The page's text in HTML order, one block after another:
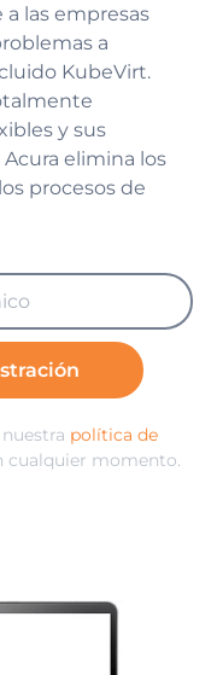
las empresas
a
KubeVirt.
y sus
elimina los
procesos de
política de
cualquier momento.